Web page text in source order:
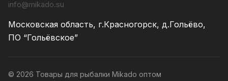
info@mikado.su
Московская область, г.Красногорск, д.Гольёво,
ПО “Гольёвское”
© 2026 Товары для рыбалки Mikado оптом